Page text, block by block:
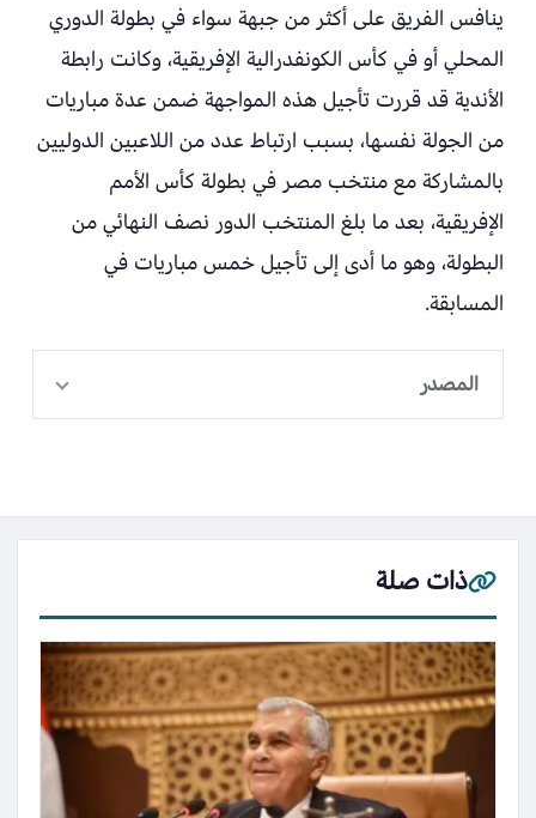
ينافس الفريق على أكثر من جبهة سواء في بطولة الدوري
المحلي أو في كأس الكونفدرالية الإفريقية، وكانت رابطة
الأندية قد قررت تأجيل هذه المواجهة ضمن عدة مباريات
من الجولة نفسها، بسبب ارتباط عدد من اللاعبين الدوليين
بالمشاركة مع منتخب مصر في بطولة كأس الأمم
الإفريقية، بعد ما بلغ المنتخب الدور نصف النهائي من
البطولة، وهو ما أدى إلى تأجيل خمس مباريات في
المسابقة.
المصدر
ذات صلة